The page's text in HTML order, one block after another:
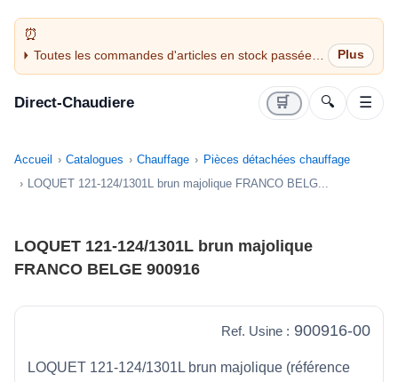
Toutes les commandes d'articles en stock passées
avant 14H sont expédiées le jour même (jours
Direct-Chaudiere 🛒 🔍 ☰
Accueil Catalogues Chauffage
Pièces détachées chauffage
LOQUET 121-124/1301L brun majolique FRANCO BELG...
LOQUET 121-124/1301L brun majolique
FRANCO BELGE 900916
Ref. Usine : 900916-00
LOQUET 121-124/1301L brun majolique (référence